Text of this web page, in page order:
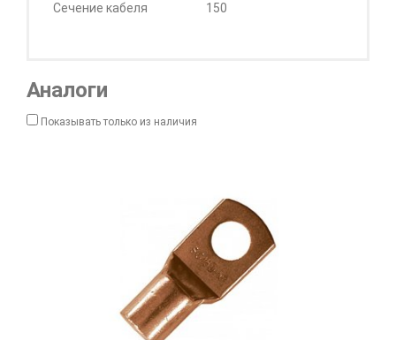
Сечение кабеля 150
Аналоги
Показывать только из наличия